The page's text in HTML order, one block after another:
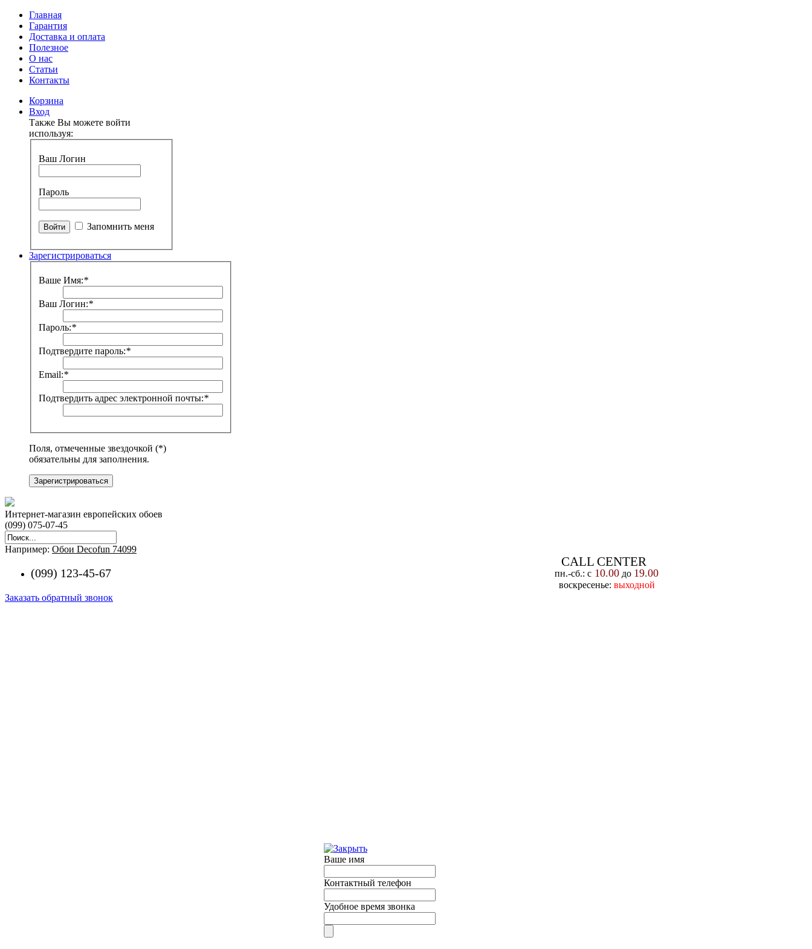
Главная
Гарантия
Доставка и оплата
Полезное
О нас
Статьи
Контакты
Корзина
Вход
Также Вы можете войти
используя:
Ваш Логин
Пароль
Запомнить меня
Зарегистрироваться
Ваше Имя:*
Ваш Логин:*
Пароль:*
Подтвердите пароль:*
Email:*
Подтвердить адрес электронной почты:*
Поля, отмеченные звездочкой (*)
обязательны для заполнения.
Зарегистрироваться
Интернет-магазин европейских обоев
(099) 075-07-45
Например: Обои Decofun 74099
(099) 123-45-67
CALL CENTER
пн.-cб.: с 10.00 до 19.00
воскресенье: выходной
Заказать обратный звонок
Ваше имя
Контактный телефон
Удобное время звонка